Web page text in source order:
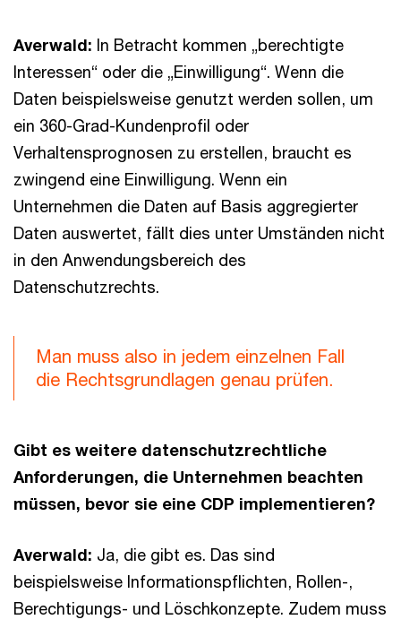
Averwald: In Betracht kommen „berechtigte
Interessen“ oder die „Einwilligung“. Wenn die
Daten beispielsweise genutzt werden sollen, um
ein 360-Grad-Kundenprofil oder
Verhaltensprognosen zu erstellen, braucht es
zwingend eine Einwilligung. Wenn ein
Unternehmen die Daten auf Basis aggregierter
Daten auswertet, fällt dies unter Umständen nicht
in den Anwendungsbereich des
Datenschutzrechts.
Man muss also in jedem einzelnen Fall
die Rechtsgrundlagen genau prüfen.
Gibt es weitere datenschutzrechtliche
Anforderungen, die Unternehmen beachten
müssen, bevor sie eine CDP implementieren?
Averwald: Ja, die gibt es. Das sind
beispielsweise Informationspflichten, Rollen-,
Berechtigungs- und Löschkonzepte. Zudem muss